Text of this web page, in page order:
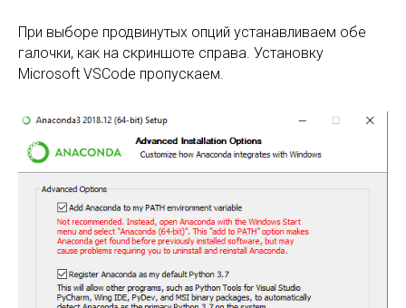
При выборе продвинутых опций устанавливаем обе
галочки, как на скриншоте справа. Установку
Microsoft VSCode пропускаем.